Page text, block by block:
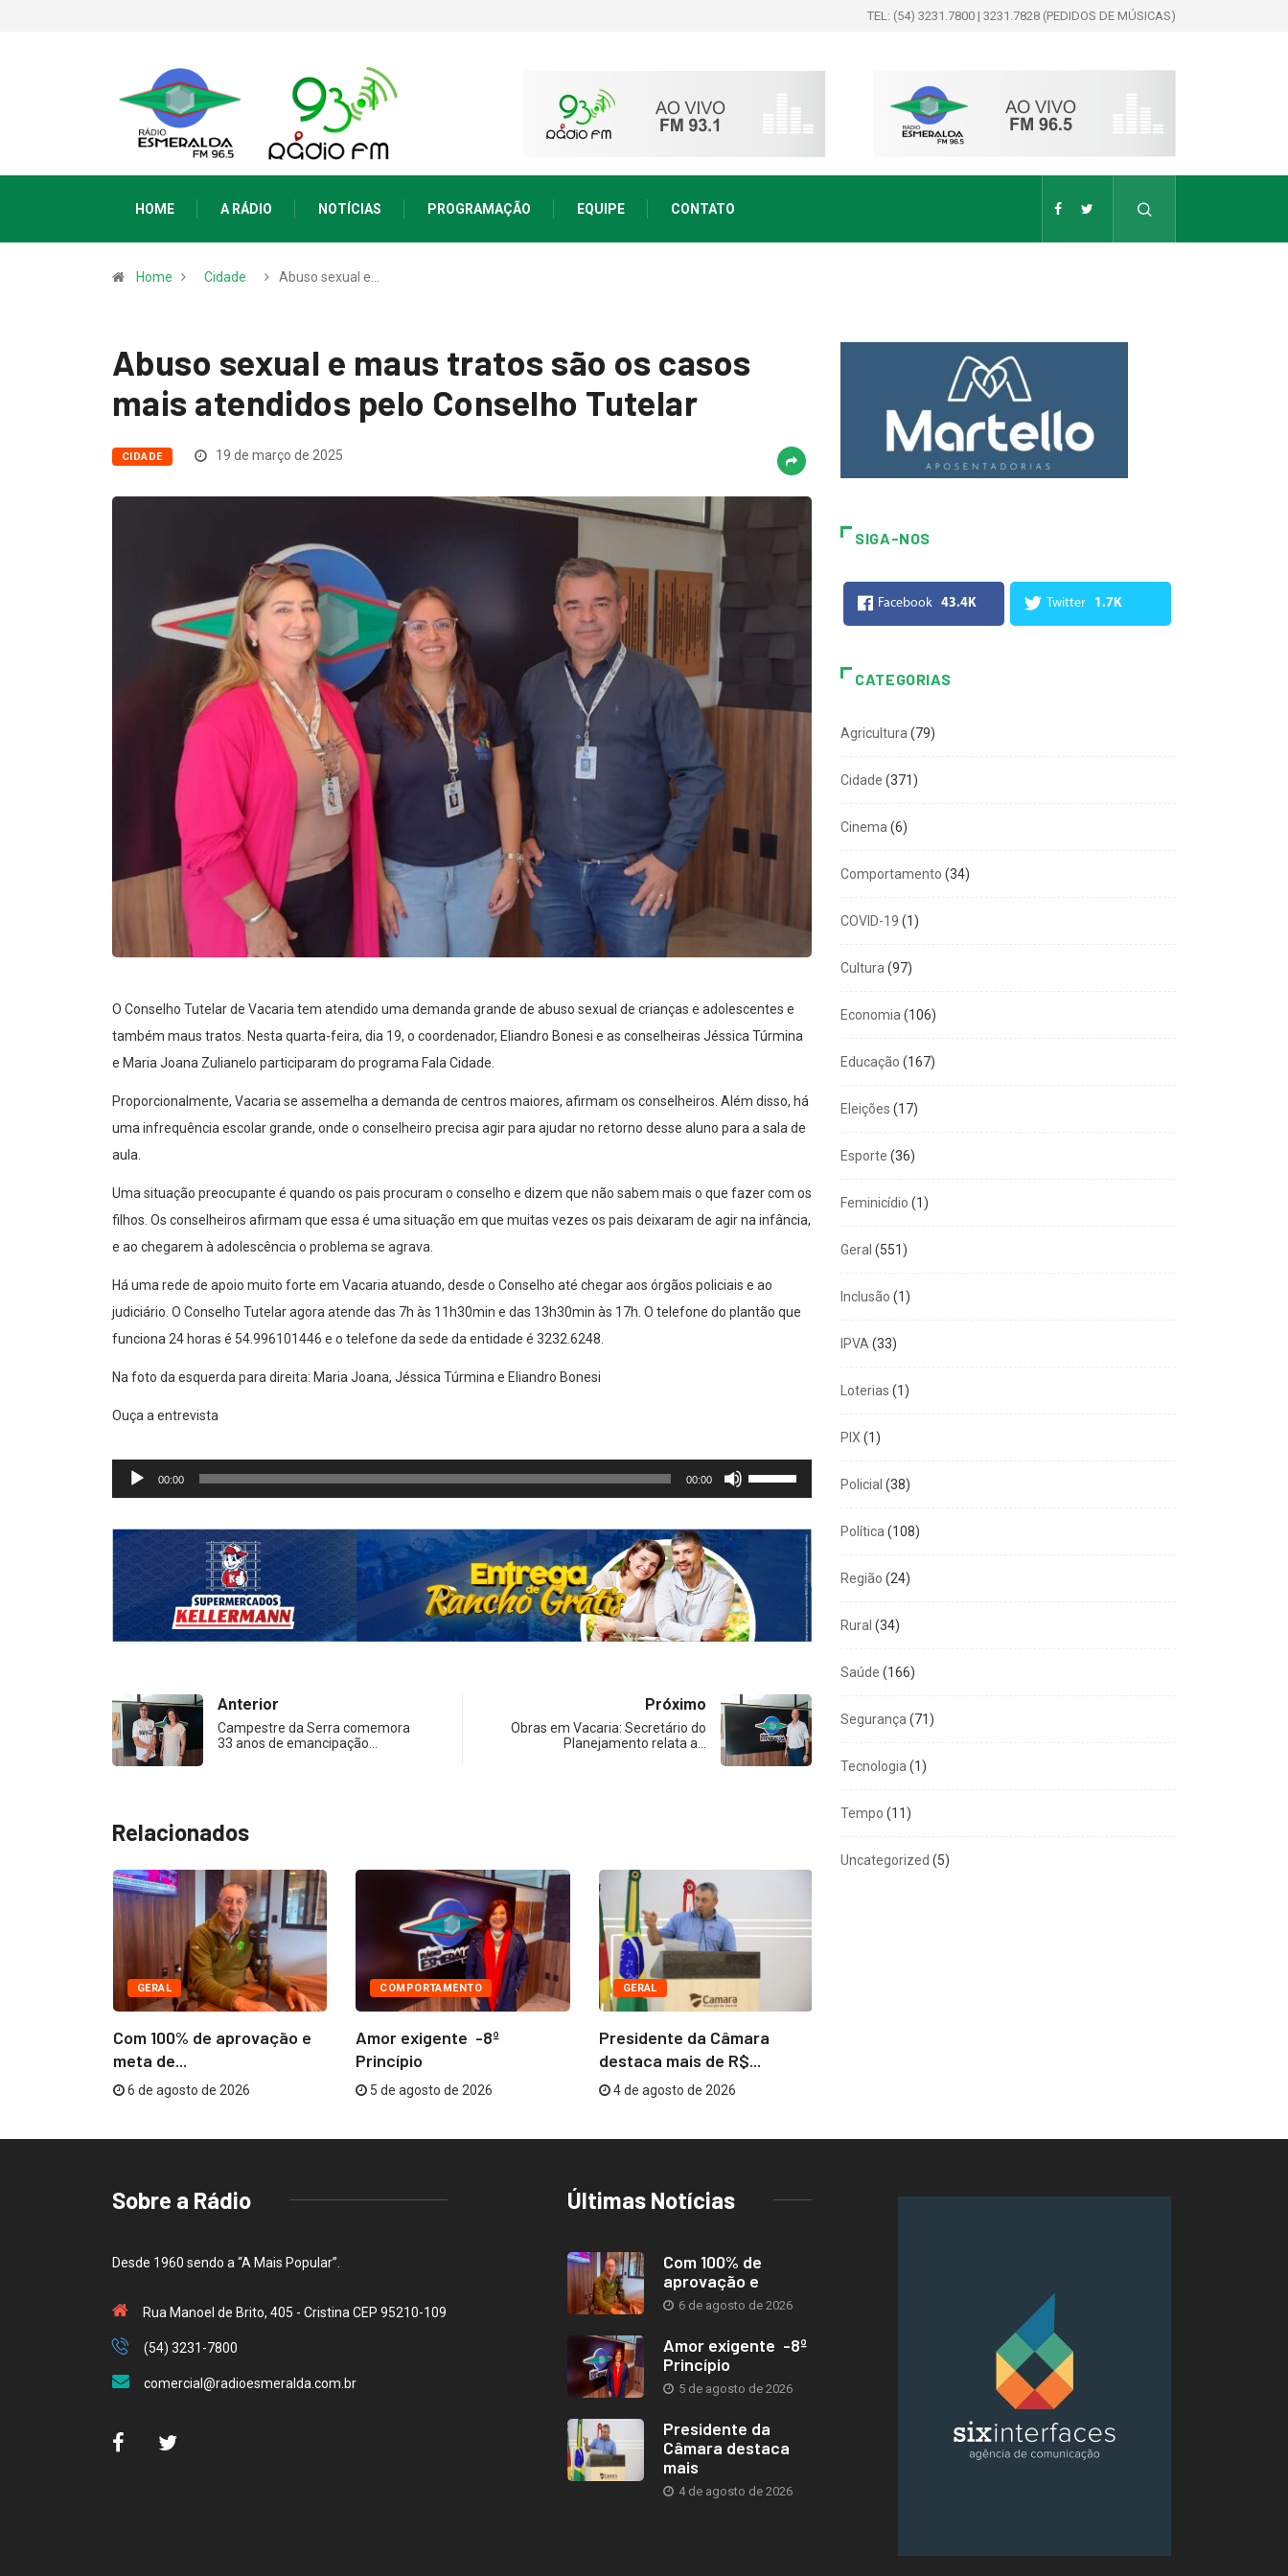
TEL: (54) 3231.7800 | 3231.7828 (PEDIDOS DE MÚSICAS)
HOME A RÁDIO NOTÍCIAS PROGRAMAÇÃO EQUIPE CONTATO
Home Cidade Abuso sexual e…
Abuso sexual e maus tratos são os casos
mais atendidos pelo Conselho Tutelar
CIDADE 19 de março de 2025
O Conselho Tutelar de Vacaria tem atendido uma demanda grande de abuso sexual de crianças e adolescentes e
também maus tratos. Nesta quarta-feira, dia 19, o coordenador, Eliandro Bonesi e as conselheiras Jéssica Túrmina
e Maria Joana Zulianelo participaram do programa Fala Cidade.
Proporcionalmente, Vacaria se assemelha a demanda de centros maiores, afirmam os conselheiros. Além disso, há
uma infrequência escolar grande, onde o conselheiro precisa agir para ajudar no retorno desse aluno para a sala de
aula.
Uma situação preocupante é quando os pais procuram o conselho e dizem que não sabem mais o que fazer com os
filhos. Os conselheiros afirmam que essa é uma situação em que muitas vezes os pais deixaram de agir na infância,
e ao chegarem à adolescência o problema se agrava.
Há uma rede de apoio muito forte em Vacaria atuando, desde o Conselho até chegar aos órgãos policiais e ao
judiciário. O Conselho Tutelar agora atende das 7h às 11h30min e das 13h30min às 17h. O telefone do plantão que
funciona 24 horas é 54.996101446 e o telefone da sede da entidade é 3232.6248.
Na foto da esquerda para direita: Maria Joana, Jéssica Túrmina e Eliandro Bonesi
Ouça a entrevista
00:00 00:00
para
para
baixo
para
diminuir
o
volume.
Anterior
Campestre da Serra comemora
33 anos de emancipação…
Próximo
Obras em Vacaria: Secretário do
Planejamento relata a…
Relacionados
GERAL
Com 100% de aprovação e
meta de...
6 de agosto de 2026
COMPORTAMENTO
Amor exigente -8º
Princípio
5 de agosto de 2026
GERAL
Presidente da Câmara
destaca mais de R$...
4 de agosto de 2026
SIGA-NOS
Facebook 43.4K Twitter 1.7K
CATEGORIAS
Agricultura (79)
Cidade (371)
Cinema (6)
Comportamento (34)
COVID-19 (1)
Cultura (97)
Economia (106)
Educação (167)
Eleições (17)
Esporte (36)
Feminicídio (1)
Geral (551)
Inclusão (1)
IPVA (33)
Loterias (1)
PIX (1)
Policial (38)
Política (108)
Região (24)
Rural (34)
Saúde (166)
Segurança (71)
Tecnologia (1)
Tempo (11)
Uncategorized (5)
Sobre a Rádio
Desde 1960 sendo a “A Mais Popular”.
Rua Manoel de Brito, 405 - Cristina CEP 95210-109
(54) 3231-7800
comercial@radioesmeralda.com.br
Últimas Notícias
Com 100% de
aprovação e
6 de agosto de 2026
Amor exigente -8º
Princípio
5 de agosto de 2026
Presidente da
Câmara destaca
mais
4 de agosto de 2026